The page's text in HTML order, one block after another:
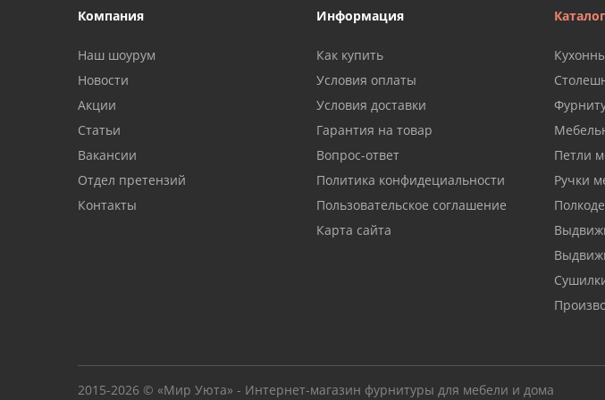
Компания
Наш шоурум
Новости
Акции
Статьи
Вакансии
Отдел претензий
Контакты
Информация
Как купить
Условия оплаты
Условия доставки
Гарантия на товар
Вопрос-ответ
Политика конфидециальности
Пользовательское соглашение
Карта сайта
Каталог
Петли
Ручки
2015-2026 © «Мир Уюта» - Интернет-магазин фурнитуры для мебели и дома